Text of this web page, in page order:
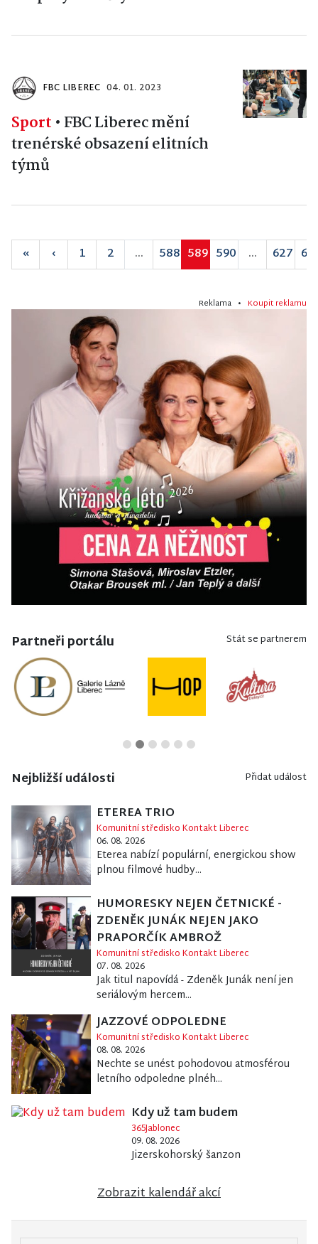
FBC LIBEREC 04. 01. 2023
Sport • FBC Liberec mění
trenérské obsazení elitních
týmů
« ‹ 1 2 ... 588 589 590 ... 627
Reklama • Koupit reklamu
Partneři portálu Stát se partnerem
Nejbližší události Přidat událost
ETEREA TRIO
Komunitní středisko Kontakt Liberec
06. 08. 2026
Eterea nabízí populární, energickou show
plnou filmové hudby...
HUMORESKY NEJEN ČETNICKÉ -
ZDENĚK JUNÁK NEJEN JAKO
PRAPORČÍK AMBROŽ
Komunitní středisko Kontakt Liberec
07. 08. 2026
Jak titul napovídá - Zdeněk Junák není jen
seriálovým hercem...
JAZZOVÉ ODPOLEDNE
Komunitní středisko Kontakt Liberec
08. 08. 2026
Nechte se unést pohodovou atmosférou
letního odpoledne plnéh...
Kdy už tam budem
365Jablonec
09. 08. 2026
Jizerskohorský šanzon
Zobrazit kalendář akcí